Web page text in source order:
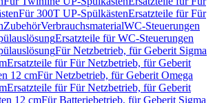
Für 300T UP-SpülkästenErsatzteile für Für
ZubehörVerbrauchsmaterialWC-Steuerungen
Ersatzteile für WC-Steuerungen
Für Netzbetrieb, für Geberit Sigma
Ersatzteile für Für Netzbetrieb, für Geberit
12 cmFür Netzbetrieb, für Geberit Omega
Ersatzteile für Für Netzbetrieb, für Geberit
12 cmFür Batteriebetrieb, für Geberit Sigma